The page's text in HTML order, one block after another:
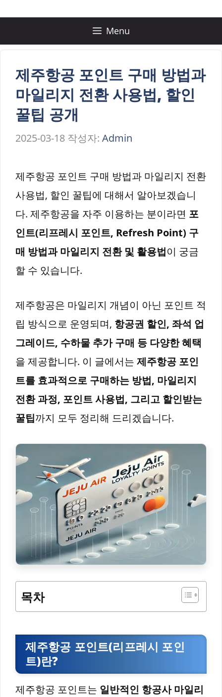
츠
Menu
제주항공 포인트 구매 방법과
마일리지 전환 사용법, 할인
꿀팁 공개
2025-03-18 작성자: Admin
제주항공 포인트 구매 방법과 마일리지 전환
사용법, 할인 꿀팁에 대해서 알아보겠습니
다. 제주항공을 자주 이용하는 분이라면 포
인트(리프레시 포인트, Refresh Point) 구
매 방법과 마일리지 전환 및 활용법이 궁금
할 수 있습니다.
제주항공은 마일리지 개념이 아닌 포인트 적
립 방식으로 운영되며, 항공권 할인, 좌석 업
그레이드, 수하물 추가 구매 등 다양한 혜택
을 제공합니다. 이 글에서는 제주항공 포인
트를 효과적으로 구매하는 방법, 마일리지
전환 과정, 포인트 사용법, 그리고 할인받는
꿀팁까지 모두 정리해 드리겠습니다.
목차
제주항공 포인트(리프레시 포인
트)란?
제주항공 포인트는 일반적인 항공사 마일리